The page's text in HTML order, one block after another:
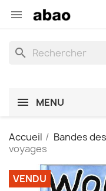

search
MENU
Accueil Bandes
voyages
VENDU